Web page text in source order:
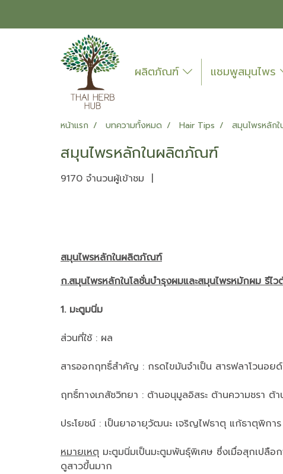
ผลิตภัณฑ์ แชมพูสมุนไพร
หน้าแรก บทความทั้งหมด Hair Tips สมุนไพรหลัก
สมุนไพรหลักในผลิตภัณฑ์
9170 จำนวนผู้เข้าชม |
สมุนไพรหลักในผลิตภัณฑ์
ก.สมุนไพรหลักในโลชั่นบำรุงผมและสมุนไพรหมักผม รีไว
1. มะตูมนิ่ม
ส่วนที่ใช้ : ผล
สารออกฤทธิ์สำคัญ : กรดไขมันจำเป็น สารฟลาโวนอยด์
ฤทธิ์ทางเภสัชวิทยา : ต้านอนุมูลอิสระ ต้านความชรา ต้า
ประโยชน์ : เป็นยาอายุวัฒนะ เจริญไฟธาตุ แก้ธาตุพิกา
หมายเหตุ มะตูมนิ่มเป็นมะตูมพันธุ์พิเศษ ซึ่งเมื่อสุกเปลือ
ดูสาวขึ้นมาก